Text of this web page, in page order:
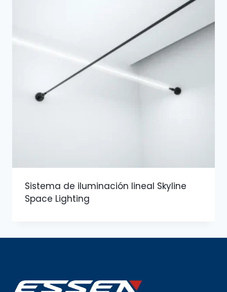
Sistema de iluminación lineal Skyline
Space Lighting